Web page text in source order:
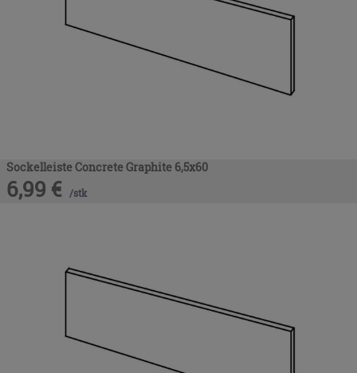
Sockelleiste Concrete Graphite 6,5x60
6,99 € /stk